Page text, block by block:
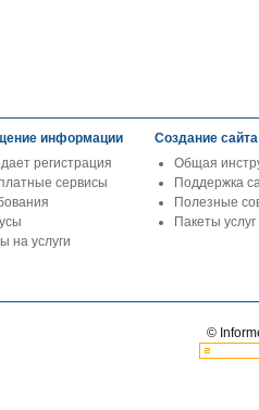
информации
регистрация
сервисы
на услуги
Создание сайта
Общая
Поддержка
Полезные
Пакеты услуг
©